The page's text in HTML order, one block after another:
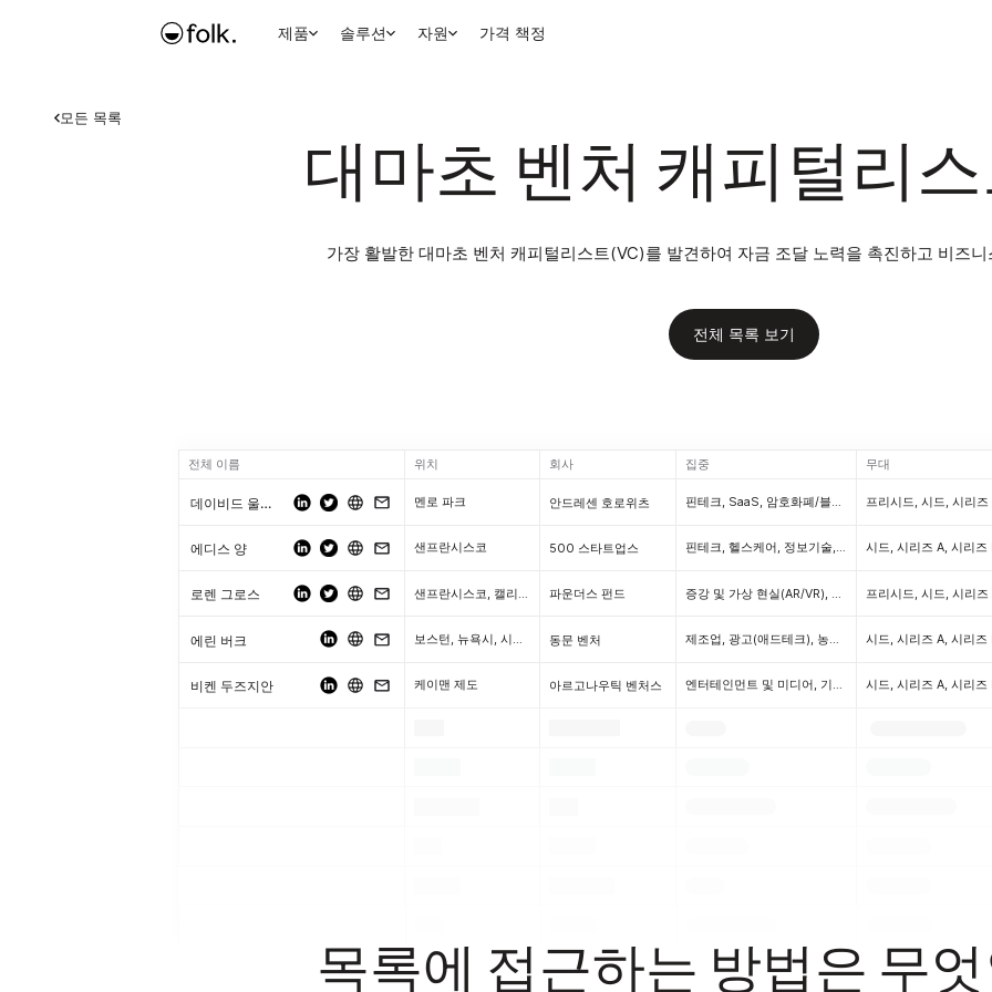
제품 솔루션 자원 가격 책정
대마초 벤처 캐피털리
가장 활발한 대마초 벤처 캐피털리스트(VC)를 발견하여 자금 조달 노력을 촉진하고 비즈
전체 목록 보기
모든 목록
전체 이름 위치 회사 집중 무대
데이비드 울레비치 멘로 파크 안드레센 호로위츠 핀테크, SaaS, 암호화폐/블록체인, 광고(애드테크), 빅데이터 및 분석, 프로프테크, 제조, 인공지능 및 머신러닝(AI/ML), 앱, 증강 및 가상 현실(AR/VR), 개발자 도구, 애그테크(팜테크), 오디오테크, B2C, 뷰티, B2B, 바이오테크, 흑인/아프리카계 미국인 창업, 대마초, 기후테크 & 클린테크, 생산성 도구, 클라우드테크, 클라우드 보안, 건설 기술, 통신 인프라, 소비자, CPG, 소비자 인터넷, 크리에이터 경제, CRM, 하드웨어, 사이버 보안, 웨어러블 & 퀀티파이드 셀프, 고객 서비스, D2C, 딥테크, 헬스케어, 엔터테인먼트 & 미디어, 이커머스, 에드테크, HR 테크, 에너지, 엔터프라이즈, e스포츠(게임), 이벤트, 여성 기술, 식음료, 레스토랑 기술, 미래의 일, 정부 기술, 임팩트 투자, 정보 기술, 인프라, 보험 기술, 인터넷, 사물 인터넷(IoT), 통신(TMT), 모바일, 법률 기술, 생명 과학, 마케팅(마테크), 물류, 마켓플레이스, 회의 소프트웨어, 마이크로 모빌리티, 네트워크 보안, 신경과학, 석유 및 가스, 여행, PaaS(플랫폼), 펫테크, 제약, 채용, 리테일테크, 로봇공학, 영업 자동화, 라이드셰어링, 공유 경제, 소셜 미디어, 스포츠, 공급망 기술, 지속 가능성, 여성 창업, 교통, 우주 기술, 소프트웨어
에디스 양 샌프란시스코 500 스타트업스 핀테크, 헬스케어, 정보기술, 마케팅(마테크), SaaS, 영업 자동화, 소프트웨어, B2B, 협업, 엔터프라이즈, 에너지, 기후기술 및 청정기술, 여행, 배송, 전자상거래, 식음료, 클라우드 기술, 앱, 엔터테인먼트 및 미디어, 개발자 도구, PaaS(플랫폼), 생산성 도구, 컴퓨터, 보험 기술, 대마초, 소비자, 마켓플레이스, CRM, 커뮤니티, B2C, 사이버 보안, 뷰티, 모바일, 리테일테크, 인공지능 및 머신러닝(AI/ML), 빅데이터 및 애널리틱스, 바이오테크, 의료기기, 제약, 육아, 광고(애드테크), 운송, PoS(판매 시점), 프로프테크, 에드테크, HR 테크, IoT(사물인터넷), 고객 서비스, 건강 및 웰니스, 하드웨어, 웨어러블 및 퀀티파이드 셀프, 서비스 산업, 품질 보증, 소비재, 신흥 시장, e스포츠(게임), 크리에이터 경제, 생명과학, 패션, 법률 기술, 전문 서비스, 물류, 시장 조사, 증강 및 가상 현실(AR/VR), 암호화폐/블록체인, 인프라, 이벤트, 여성 기술(FemTech), 제조, 리스크 관리, 농업 기술(AgTech/FarmTech), 로봇공학, 스포츠, 레스토랑 기술(RestaurantTech), 우주 기술(SpaceTech), 통신(TMT) 시드, 시리즈 A, 시리즈
로렌 그로스 샌프란시스코, 캘리포니아 파운더스 펀드 증강 및 가상 현실(AR/VR), 소프트웨어, e스포츠(게임), 건설 기술, 인프라, 교통, 마케팅(마테크), 광고(애드테크), 앱, 엔터프라이즈, 핀테크, 정보 기술, 인슈어테크, 프로테크, 모바일, SaaS, 사이버 보안, 커뮤니티, 엔터테인먼트 및 미디어, 헬스케어, 건강 및 웰니스, 컴퓨터, 하드웨어, 첨단 소재, 암호화폐/블록체인, 전자상거래, 인공지능 및 머신러닝(AI/ML), 로봇공학, 딥테크, 의료기기, 에너지, HR 테크, 산업재, 마켓플레이스, PaaS(플랫폼), 서비스 산업, 바이오테크, 패션, 제조, B2B, 대마초, 빅데이터 및 분석, 펨테크, 품질 보증, 스페이스테크, 공급망 기술, 전문 서비스, 물류, 리테일테크, 컨설팅, 법률 테크, 웨어러블 및 퀀티파이드 셀프, 개발자 도구, 시장 조사, 클라우드테크, 소비재, 협업, 제약, 소비자, 사물인터넷(IoT), 생명과학, 스포츠, 네트워크 보안, 석유 및 가스, 리스크 관리, 통신(TMT), 식음료, 농업기술(팜테크), 펫테크, 생산성 도구, 뷰티, 호스피탈리티, 오디오테크, 소비자 가전, 이벤트
에린 버크 보스턴, 뉴욕시, 시카고, 오스틴, 샌프란시스코 동문 벤처 제조업, 광고(애드테크), 농업기술(팜테크), 인공지능 및 머신러닝(AI/ML), 오디오테크, 증강 및 가상 현실(AR/VR), 빅데이터 및 분석, 대마초, 기후기술 및 청정기술, 암호화폐/블록체인, 사이버보안, 헬스케어, 전자상거래, 에드테크, 엔터테인먼트 및 미디어, 핀테크, HR 테크, 인프라, 인슈어테크, 사물인터넷(IoT), 생명과학, 마케팅(마테크), 모바일, 석유 및 가스, 레스토랑테크, 로봇공학, SaaS, 우주기술, 웨어러블 및 퀀티파이드 셀프
비켄 두즈지안 케이맨 제도 아르고나우틱 벤처스 엔터테인먼트 및 미디어, 기업, 소프트웨어, 대마초, CRM, 모바일, 개발자 도구, PaaS(플랫폼), SaaS
목록에 접근하는 방법은 무